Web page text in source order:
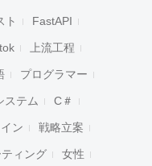
ト FastAPI
上流工程
プログラマー
ステム C＃
ン 戦略立案
ィング 女性